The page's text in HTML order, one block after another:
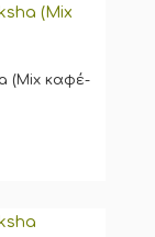
(Mix καφέ-